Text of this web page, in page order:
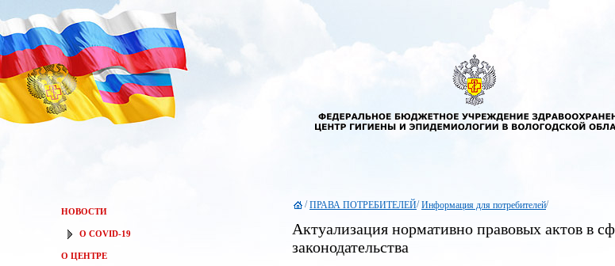
НОВОСТИ
О COVID-19
О ЦЕНТРЕ
/ПРАВА ПОТРЕБИТЕЛЕЙ/Информация для потребителей/
Актуализация нормативно правовых актов в
законодательства